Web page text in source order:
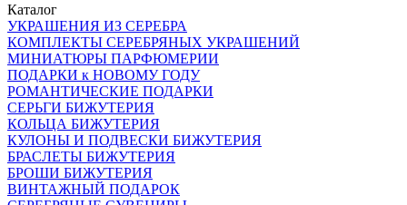
Каталог
УКРАШЕНИЯ ИЗ СЕРЕБРА
КОМПЛЕКТЫ СЕРЕБРЯНЫХ УКРАШЕНИЙ
МИНИАТЮРЫ ПАРФЮМЕРИИ
ПОДАРКИ к НОВОМУ ГОДУ
РОМАНТИЧЕСКИЕ ПОДАРКИ
СЕРЬГИ БИЖУТЕРИЯ
КОЛЬЦА БИЖУТЕРИЯ
КУЛОНЫ И ПОДВЕСКИ БИЖУТЕРИЯ
БРАСЛЕТЫ БИЖУТЕРИЯ
БРОШИ БИЖУТЕРИЯ
ВИНТАЖНЫЙ ПОДАРОК